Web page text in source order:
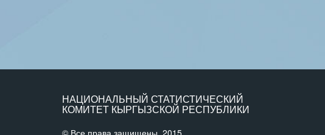
НАЦИОНАЛЬНЫЙ СТАТИСТИЧЕСКИЙ
КОМИТЕТ КЫРГЫЗСКОЙ РЕСПУБЛИКИ
© Все права защищены, 2015